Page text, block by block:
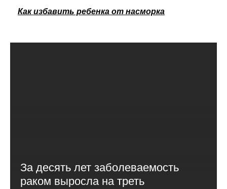
Как избавить ребенка от насморка
За десять лет заболеваемость
раком выросла на треть